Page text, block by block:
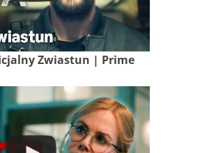
Zwiastun | Prime